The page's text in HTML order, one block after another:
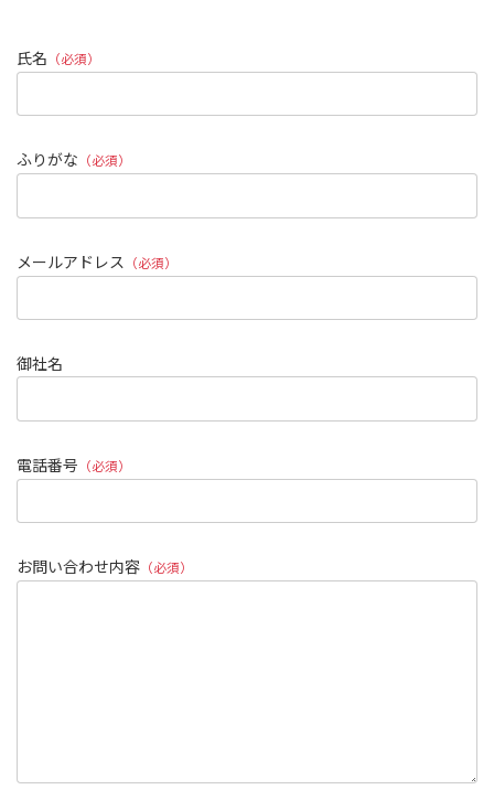
氏名 （必須）
ふりがな （必須）
メールアドレス （必須）
御社名
電話番号 （必須）
お問い合わせ内容 （必須）